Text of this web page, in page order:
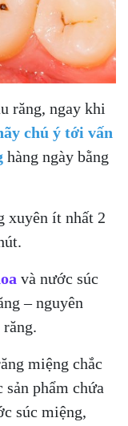
răng, ngay khi
chú ý tới vấn
hàng ngày bằng
ít nhất 2
và nước súc
– nguyên
miệng chắc
sản phẩm chứa
súc miệng,